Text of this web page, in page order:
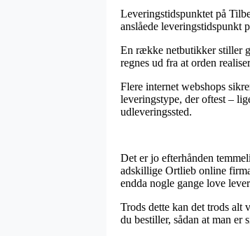
Leveringstidspunktet på
anslåede leveringstidspunkt
En række netbutikker stiller
regnes ud fra at orden
Flere internet webshops
leveringstype, der oftest –
udleveringssted.
Det er jo efterhånden
adskillige Ortlieb online
endda nogle gange love
Trods dette kan det trods alt
du bestiller, sådan at man er